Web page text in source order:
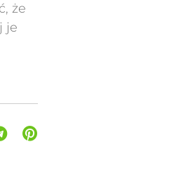
że
je